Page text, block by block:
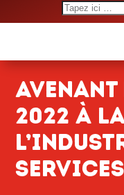
Search
for:
Avenant
2022 à